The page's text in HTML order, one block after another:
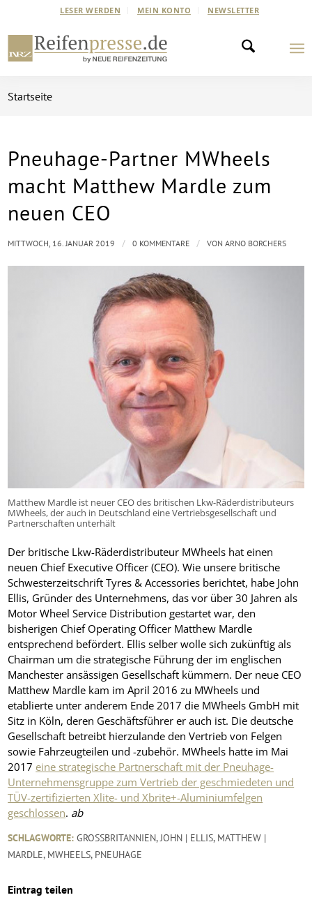
LESER WERDEN MEIN KONTO NEWSLETTER
Startseite
Pneuhage-Partner MWheels
macht Matthew Mardle zum
neuen CEO
Matthew Mardle ist neuer CEO des britischen Lkw-Räderdistributeurs
MWheels, der auch in Deutschland eine Vertriebsgesellschaft und
Partnerschaften unterhält
Der britische Lkw-Räderdistributeur MWheels hat einen
neuen Chief Executive Officer (CEO). Wie unsere britische
Schwesterzeitschrift Tyres & Accessories berichtet, habe John
Ellis, Gründer des Unternehmens, das vor über 30 Jahren als
Motor Wheel Service Distribution gestartet war, den
bisherigen Chief Operating Officer Matthew Mardle
entsprechend befördert. Ellis selber wolle sich zukünftig als
Chairman um die strategische Führung der im englischen
Manchester ansässigen Gesellschaft kümmern. Der neue CEO
Matthew Mardle kam im April 2016 zu MWheels und
etablierte unter anderem Ende 2017 die MWheels GmbH mit
Sitz in Köln, deren Geschäftsführer er auch ist. Die deutsche
Gesellschaft betreibt hierzulande den Vertrieb von Felgen
sowie Fahrzeugteilen und -zubehör. MWheels hatte im Mai
2017 eine strategische Partnerschaft mit der Pneuhage-
Unternehmensgruppe zum Vertrieb der geschmiedeten und
TÜV-zertifizierten Xlite- und Xbrite+-Aluminiumfelgen
geschlossen. ab
MITTWOCH, 16. JANUAR 2019 / 0 KOMMENTARE / VONARNO BORCHERS
SCHLAGWORTE: GROSSBRITANNIEN ,JOHN | ELLIS, MATTHEW |
MARDLE, MWHEELS, PNEUHAGE
Eintrag teilen